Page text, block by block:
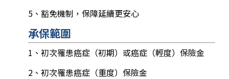
5、豁免機制，保障延續更安心
承保範圍
1、初次罹患癌症（初期）或癌症（輕度）保險金
2、初次罹患癌症（重度）保險金